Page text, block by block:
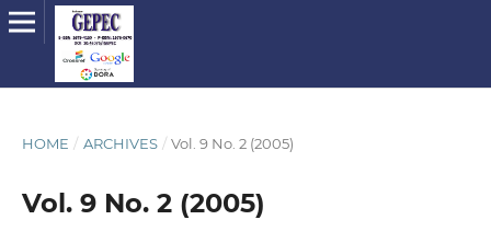
HOME / ARCHIVES / Vol. 9 No. 2 (2005)
Vol. 9 No. 2 (2005)